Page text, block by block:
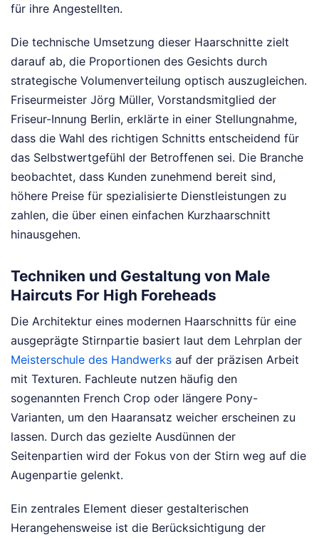
für ihre Angestellten.
Die technische Umsetzung dieser Haarschnitte zielt
darauf ab, die Proportionen des Gesichts durch
strategische Volumenverteilung optisch auszugleichen.
Friseurmeister Jörg Müller, Vorstandsmitglied der
Friseur-Innung Berlin, erklärte in einer Stellungnahme,
dass die Wahl des richtigen Schnitts entscheidend für
das Selbstwertgefühl der Betroffenen sei. Die Branche
beobachtet, dass Kunden zunehmend bereit sind,
höhere Preise für spezialisierte Dienstleistungen zu
zahlen, die über einen einfachen Kurzhaarschnitt
hinausgehen.
Techniken und Gestaltung von Male
Haircuts For High Foreheads
Die Architektur eines modernen Haarschnitts für eine
ausgeprägte Stirnpartie basiert laut dem Lehrplan der
Meisterschule des Handwerks auf der präzisen Arbeit
mit Texturen. Fachleute nutzen häufig den
sogenannten French Crop oder längere Pony-
Varianten, um den Haaransatz weicher erscheinen zu
lassen. Durch das gezielte Ausdünnen der
Seitenpartien wird der Fokus von der Stirn weg auf die
Augenpartie gelenkt.
Ein zentrales Element dieser gestalterischen
Herangehensweise ist die Berücksichtigung der